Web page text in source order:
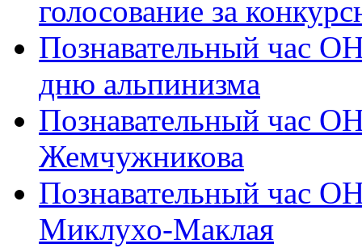
голосование за
Познавательный час
дню альпинизма
Познавательный час
Жемчужникова
Познавательный час
Миклухо-Маклая